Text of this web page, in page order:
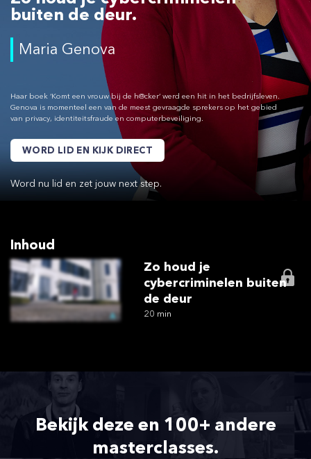
buiten de deur.
Maria Genova
Haar boek ‘Komt een vrouw bij de h@cker’ werd een hit in het bedrijfsleven.
Genova is momenteel een van de meest gevraagde sprekers op het gebied
van privacy, identiteitsfraude en computerbeveiliging.
WORD LID EN KIJK DIRECT
Word nu lid en zet jouw next step.
Inhoud
Zo houd je
cybercriminelen buiten
de deur
20 min
Bekijk deze en 100+ andere
masterclasses.